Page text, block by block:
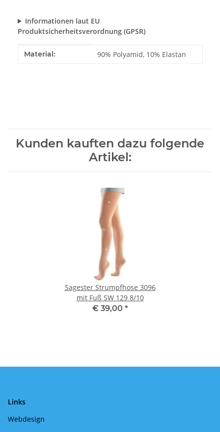
Informationen laut EU
Produktsicherheitsverordnung (GPSR)
Produkteigenschaft
Wert
Material: 90% Polyamid, 10% Elastan
Kunden kauften dazu folgende
Artikel:
Sagester Strumpfhose 3096
mit Fuß SW 129 8/10
€ 39,00 *
Links
Webdesign